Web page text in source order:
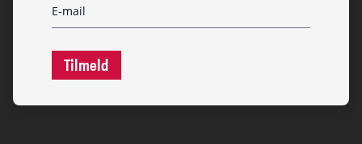
Tilmeld